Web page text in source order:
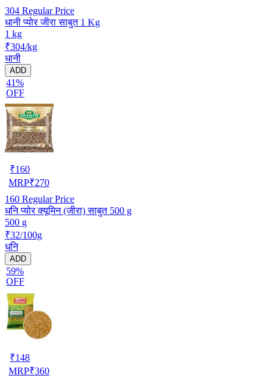
304 Regular Price
धानी प्योर जीरा साबुत 1 Kg
1 kg
₹304/kg
धानी
ADD
41%
OFF
₹160
MRP₹270
160 Regular Price
धनि प्योर क्यूमिन (जीरा) साबुत 500 g
500 g
₹32/100g
धनि
ADD
59%
OFF
₹148
MRP₹360